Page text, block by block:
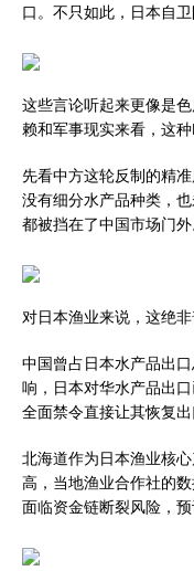
口。不只如此，日本自
这些言论听起来更像是
赖和军事现实来看，这
先看中方这轮反制的精
没有细分水产品种类，
都被挡在了中国市场门外
对日本渔业来说，这绝非
中国曾占日本水产品出
响，日本对华水产品出
全面禁令直接让其恢复出
北海道作为日本渔业核
高，当地渔业合作社的
面临资金链断裂风险，